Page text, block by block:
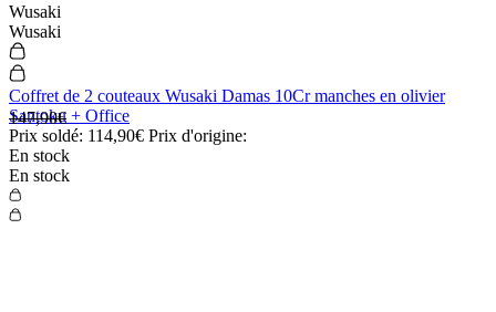
Wusaki
Wusaki
Coffret de 2 couteaux Wusaki Damas 10Cr manches en olivier
Santoku + Office
Prix soldé: 114,90€ Prix d'origine:
147,90€
En stock
En stock